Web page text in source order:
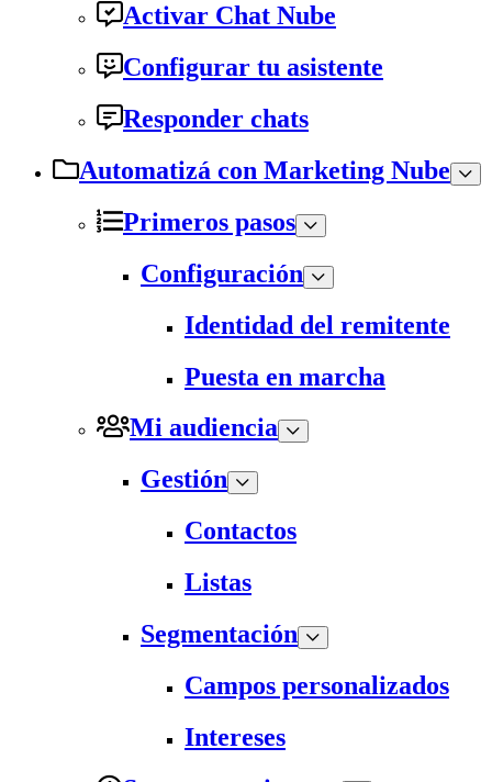
Activar Chat Nube
Configurar tu asistente
Responder chats
Automatizá con Marketing Nube
Primeros pasos
Configuración
Identidad del remitente
Puesta en marcha
Mi audiencia
Gestión
Contactos
Listas
Segmentación
Campos personalizados
Intereses